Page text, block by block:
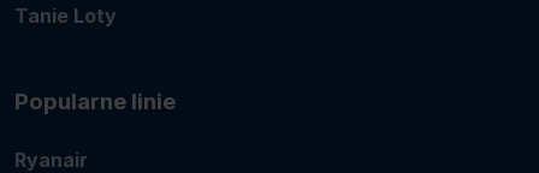
Tanie Loty
Popularne linie
Ryanair